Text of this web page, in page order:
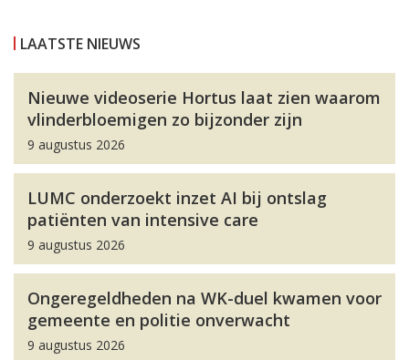
LAATSTE NIEUWS
Nieuwe videoserie Hortus laat zien waarom
vlinderbloemigen zo bijzonder zijn
9 augustus 2026
LUMC onderzoekt inzet AI bij ontslag
patiënten van intensive care
9 augustus 2026
Ongeregeldheden na WK-duel kwamen voor
gemeente en politie onverwacht
9 augustus 2026